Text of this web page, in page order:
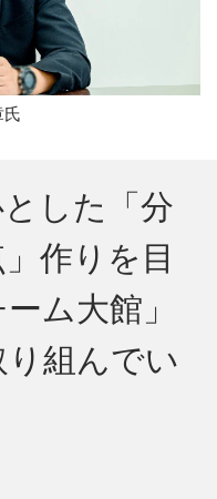
氏
した「分
作りを目
ム大館」
組んでい